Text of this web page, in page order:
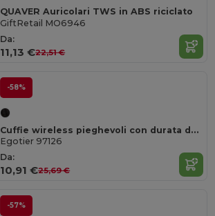
QUAVER Auricolari TWS in ABS riciclato
GiftRetail MO6946
Da:
11,13 €22,51 €
-58%
Cuffie wireless pieghevoli con durata della batteria di 5 ore in bambù e ABS
Egotier 97126
Da:
10,91 €25,69 €
-57%